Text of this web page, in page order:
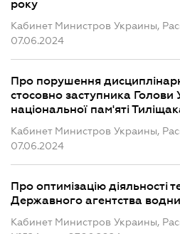
року
Кабинет Министров Украины,
07.06.2024
Про порушення
стосовно заступника Голови
національної пам'яті
Кабинет Министров Украины,
07.06.2024
Про оптимізацію діяльності
Державного агентства
Кабинет Министров Украины,